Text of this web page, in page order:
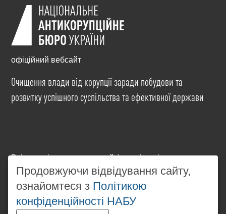
офіційний вебсайт
Очищення влади від корупції заради побудови та
розвитку успішного суспільства та ефективної держави
Всі матеріали на цьому сайті розміщені на умовах
ліцензіїCreative Commons Attribution-NonCommercial-
NoDerivatives 4.0 International. Використання будь-
яких матеріалів, розміщених на сайті, дозволяється
за умови посилання наwww.nabu.gov.ua
Продовжуючи відвідування сайту,
ознайомтеся з Політикою
конфіденційності НАБУ